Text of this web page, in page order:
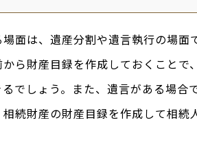
面は、遺産分割や遺言執行の場面で
ら財産目録を作成しておくことで
でしょう。また、遺言がある場合
続財産の財産目録を作成して相続